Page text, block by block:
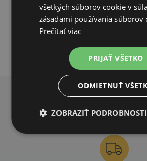
PRIDAŤ DO KOŠÍKA
PREČO
všetkých súborov cookie v
zásadami používania súborov
Prečítať viac
PRIJAŤ VŠETKO
ODMIETNUŤ
ZOBRAZIŤ PODROBNOSTI